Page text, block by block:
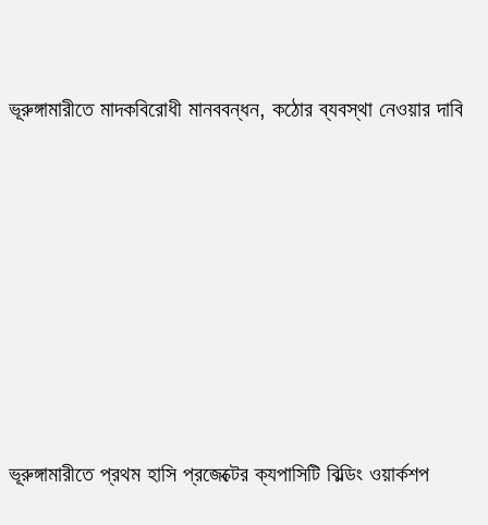
ভূরুঙ্গামারীতে মাদকবিরোধী মানববন্ধন, কঠোর ব্যবস্থা নেওয়ার দাবি
ভূরুঙ্গামারীতে প্রথম হাসি প্রজেক্টের ক্যপাসিটি বিল্ডিং ওয়ার্কশপ